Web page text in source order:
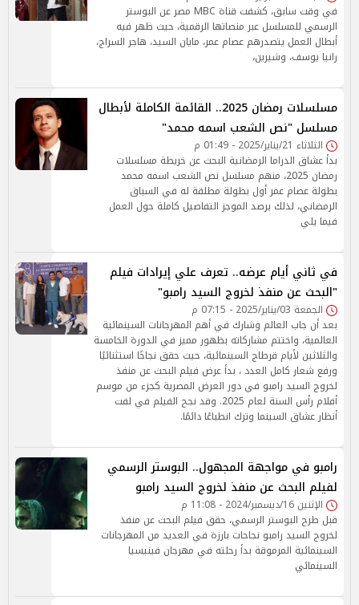
في وقت سابق، كشفت قناة MBC مصر عن البوستر
الرسمي للمسلسل عبر منصاتها الرقمية، حيث ظهر فيه
أبطال العمل يتصدرهم عصام عمر، مايان السيد، هاجر السراج،
رانيا يوسف، وشيرين،
مسلسلات رمضان 2025.. القائمة الكاملة لأبطال
مسلسل "نص الشعب اسمه محمد"
الثلاثاء 21/يناير/2025 - 01:49 م
بدأ عشاق الدراما الرمضانية البحث عن خريطة مسلسلات
رمضان 2025، منهم مسلسل نص الشعب اسمه محمد
بطولة عصام عمر أول بطولة مطلقة له في السباق
الرمضاني، لذلك يرصد الموجز التفاصيل كاملة حول العمل
فيما يلي
في ثاني أيام عرضه.. تعرف علي إيرادات فيلم
"البحث عن منفذ لخروج السيد رامبو"
الجمعة 03/يناير/2025 - 07:15 م
بعد أن جاب العالم وشارك في أهم المهرجانات السينمائية
العالمية، واختتم مشاركاته بظهور مميز في الدورة الخامسة
والثلاثين لأيام قرطاج السينمائية، حيث حقق نجاحًا استثنائيًا
ورفع شعار كامل العدد ، بدأ عرض فيلم البحث عن منفذ
لخروج السيد رامبو في دور العرض المصرية كجزء من موسم
أفلام رأس السنة لعام 2025. وقد نجح الفيلم في لفت
أنظار عشاق السينما وترك انطباعًا دائمًا.
رامبو في مواجهة المجهول.. البوستر الرسمي
لفيلم البحث عن منفذ لخروج السيد رامبو
الإثنين 16/ديسمبر/2024 - 11:08 م
قبل طرح البوستر الرسمي، حقق فيلم البحث عن منفذ
لخروج السيد رامبو نجاحات بارزة في العديد من المهرجانات
السينمائية المرموقة بدأ رحلته في مهرجان فينيسيا
السينمائي